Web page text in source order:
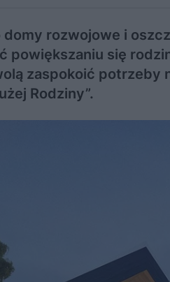
rozwojowe i
powiększaniu się
zaspokoić potrzeby
Rodziny”.